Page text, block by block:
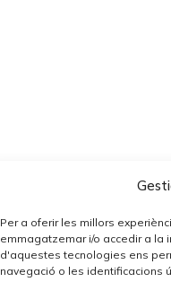
Per a oferir les millors
emmagatzemar i/o accedir a la
d'aquestes tecnologies ens
navegació o les identificacions